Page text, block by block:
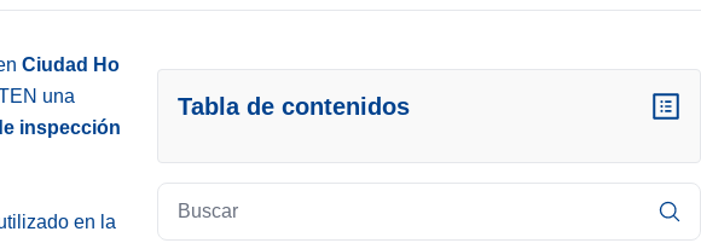
Ciudad Ho
una
inspección
en la
Tabla de contenidos